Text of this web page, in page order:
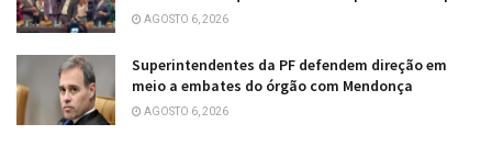
AGOSTO 6, 2026
Superintendentes da PF defendem direção em
meio a embates do órgão com Mendonça
AGOSTO 6, 2026